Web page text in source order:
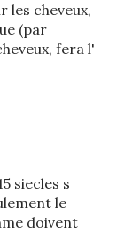
les cheveux,
(par
fera l'
siecles s
le
doivent